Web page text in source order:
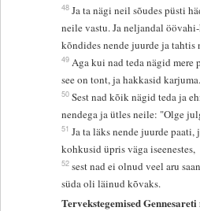
48 Ja ta nägi neil sõudes püsti
neile vastu. Ja neljandal
kõndides nende juurde ja tahtis
49 Aga kui nad teda nägid mere
see on tont, ja hakkasid karjuma.
50 Sest nad kõik nägid teda ja
nendega ja ütles neile: "Olge
51 Ja ta läks nende juurde paati,
kohkusid üpris väga iseenestes,
52 sest nad ei olnud veel aru
süda oli läinud kõvaks.
Tervekstegemised